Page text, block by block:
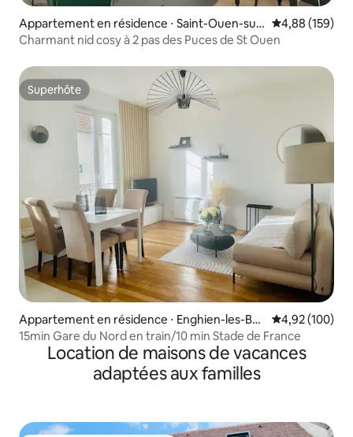
Appartement en résidence ⋅ Saint-Ouen-sur-
Seine
Évaluation
4,88 (159)
Charmant nid cosy à 2 pas des Puces de St Ouen
Superhôte
Superhôte
Appartement en résidence ⋅ Enghien-les-Bai
ns
Évaluation
4,92 (100)
15min Gare du Nord en train/10 min Stade de France
Location de maisons de vacances
adaptées aux familles